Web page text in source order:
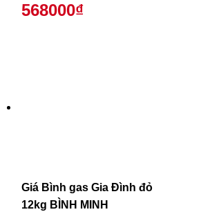
568000₫
Giá Bình gas Gia Đình đỏ
12kg BÌNH MINH